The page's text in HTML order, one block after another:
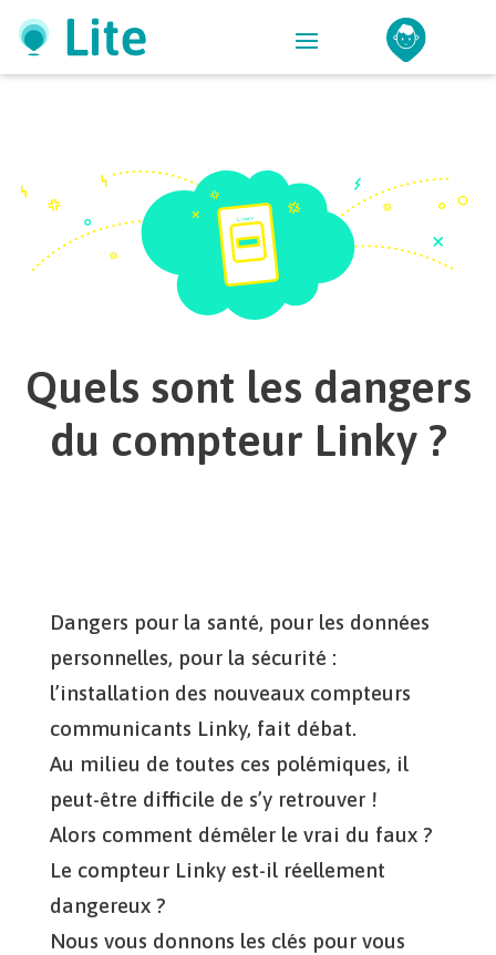
Quels sont les dangers
du compteur Linky ?
Dangers pour la santé, pour les données
personnelles, pour la sécurité :
l’installation des nouveaux compteurs
communicants Linky, fait débat.
Au milieu de toutes ces polémiques, il
peut-être difficile de s’y retrouver !
Alors comment démêler le vrai du faux ?
Le compteur Linky est-il réellement
dangereux ?
Nous vous donnons les clés pour vous